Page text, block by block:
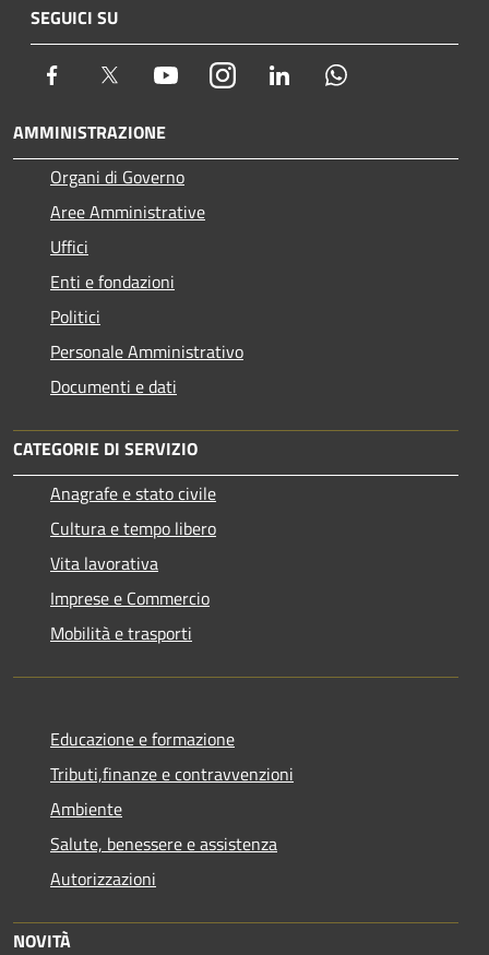
SEGUICI SU
Facebook Twitter YoutubeInstagram LinkedIn
AMMINISTRAZIONE
Organi di Governo
Aree Amministrative
Uffici
Enti e fondazioni
Politici
Personale Amministrativo
Documenti e dati
CATEGORIE DI SERVIZIO
Anagrafe e stato civile
Cultura e tempo libero
Vita lavorativa
Imprese e Commercio
Mobilità e trasporti
Educazione e formazione
Tributi,finanze e contravvenzioni
Ambiente
Salute, benessere e assistenza
Autorizzazioni
NOVITÀ